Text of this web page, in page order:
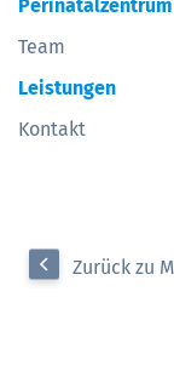
Perinatalzentrum
Team
Leistungen
Kontakt
Zurück zu